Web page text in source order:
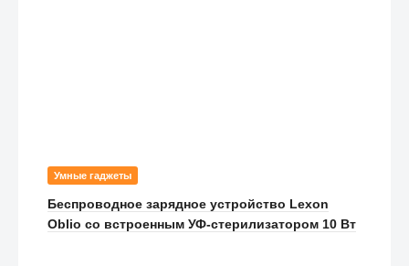
Умные гаджеты
Беспроводное зарядное устройство Lexon
Oblio со встроенным УФ-стерилизатором 10 Вт